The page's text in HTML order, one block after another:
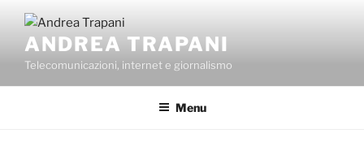
contenuto
ANDREA TRAPANI
Telecomunicazioni, internet e giornalismo
Menu